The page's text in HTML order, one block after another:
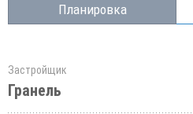
Планировка
Застройщик
Гранель